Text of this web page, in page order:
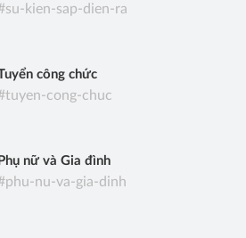
kien-sap-dien-ra
công chức
cong-chuc
Phụ nữ và Gia đình
nu-va-gia-dinh